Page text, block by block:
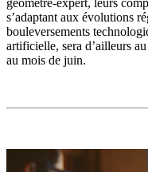
s’adaptant aux évolutions
bouleversements
artificielle, sera d’ailleurs
au mois de juin.